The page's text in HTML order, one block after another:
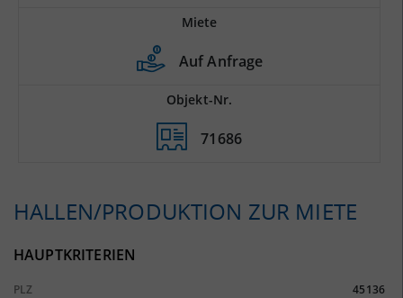
Miete
Auf Anfrage
Objekt-Nr.
71686
HALLEN/PRODUKTION ZUR MIETE
HAUPTKRITERIEN
PLZ 45136